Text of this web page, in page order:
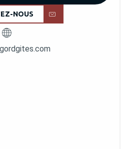
NOUS